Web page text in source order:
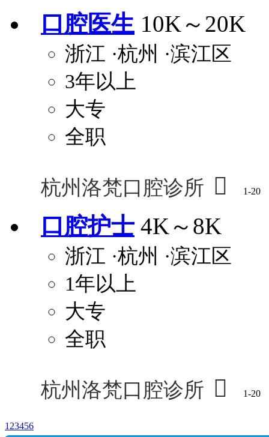
口腔医生 10K～20K
浙江 ·杭州 ·滨江区
3年以上
大专
全职
杭州洛梵口腔诊所  1-20
口腔护士 4K～8K
浙江 ·杭州 ·滨江区
1年以上
大专
全职
杭州洛梵口腔诊所  1-20
1 23456